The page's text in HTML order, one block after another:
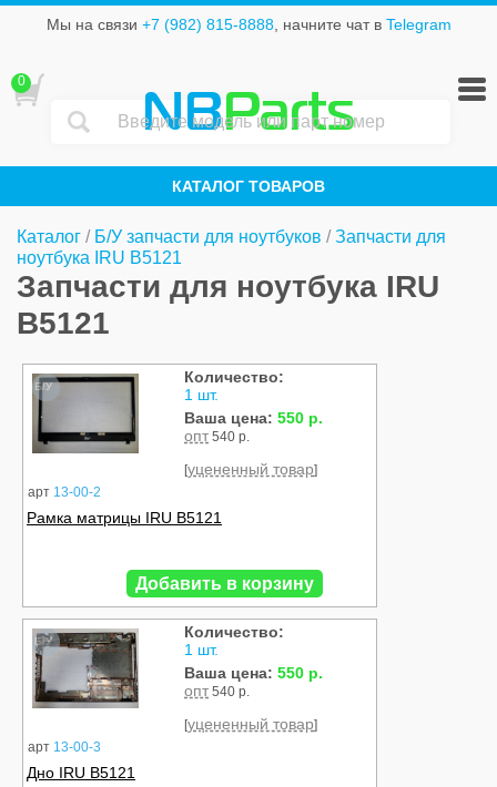
Мы на связи +7 (982) 815-8888, начните чат в Telegram
NBParts
КАТАЛОГ ТОВАРОВ
0
Каталог / Б/У запчасти для ноутбуков /Запчасти для
ноутбукa IRU B5121
Запчасти для ноутбукa IRU
B5121
Б/У
арт 13-00-2
Количество:
1 шт.
Ваша цена: 550 р.
опт 540 р.
[уцененный товар]
Рамка матрицы IRU B5121
Добавить в корзину
Б/У
арт 13-00-3
Количество:
1 шт.
Ваша цена: 550 р.
опт 540 р.
[уцененный товар]
Дно IRU B5121